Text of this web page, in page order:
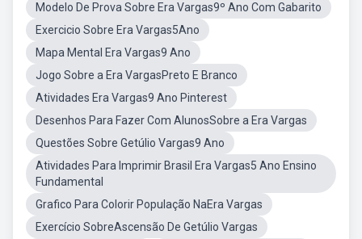
Modelo De Prova Sobre Era Vargas9º Ano Com Gabarito
Exercicio Sobre Era Vargas5Ano
Mapa Mental Era Vargas9 Ano
Jogo Sobre a Era VargasPreto E Branco
Atividades Era Vargas9 Ano Pinterest
Desenhos Para Fazer Com AlunosSobre a Era Vargas
Questões Sobre Getúlio Vargas9 Ano
Atividades Para Imprimir Brasil Era Vargas5 Ano Ensino
Fundamental
Grafico Para Colorir População NaEra Vargas
Exercício SobreAscensão De Getúlio Vargas